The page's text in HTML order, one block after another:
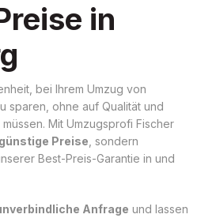
in
bei Ihrem Umzug von
sparen, ohne auf Qualität und
Mit Umzugsprofi Fischer
günstige Preise , sondern
Best-Preis-Garantie in und
Anfrage und lassen